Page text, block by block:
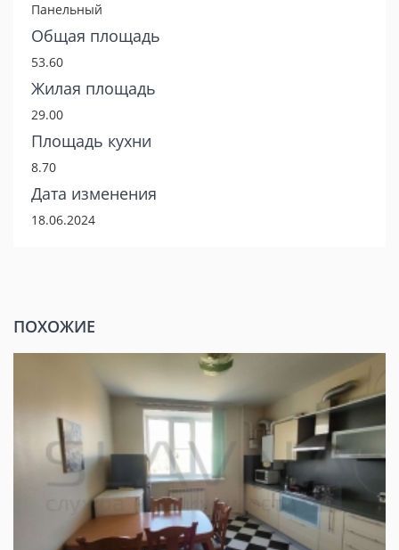
Панельный
Общая площадь
53.60
Жилая площадь
29.00
Площадь кухни
8.70
Дата изменения
18.06.2024
ПОХОЖИЕ